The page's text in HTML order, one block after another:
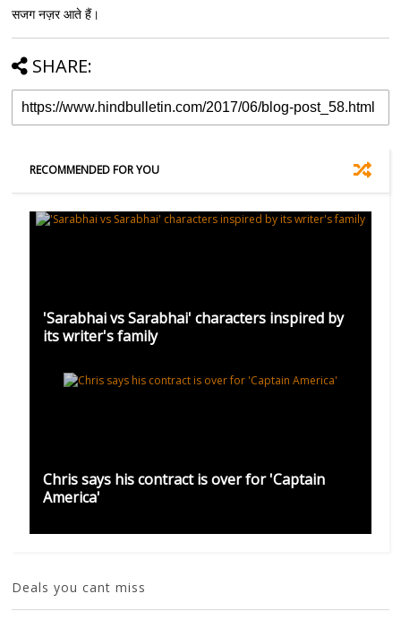
सजग नज़र आते हैं।
SHARE:
RECOMMENDED FOR YOU
'Sarabhai vs Sarabhai' characters inspired by
its writer's family
Chris says his contract is over for 'Captain
America'
Deals you cant miss